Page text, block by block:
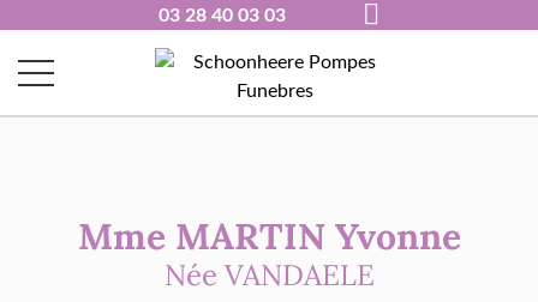
03 28 40 03 03
Mme MARTIN Yvonne
Née VANDAELE